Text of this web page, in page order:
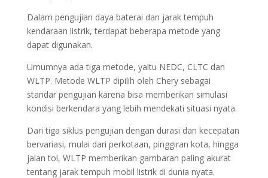
Dalam pengujian daya baterai dan jarak tempuh
kendaraan listrik, terdapat beberapa metode yang
dapat digunakan.
Umumnya ada tiga metode, yaitu NEDC, CLTC dan
WLTP. Metode WLTP dipilih oleh Chery sebagai
standar pengujian karena bisa memberikan simulasi
kondisi berkendara yang lebih mendekati situasi nyata.
Dari tiga siklus pengujian dengan durasi dan kecepatan
bervariasi, mulai dari perkotaan, pinggiran kota, hingga
jalan tol, WLTP memberikan gambaran paling akurat
tentang jarak tempuh mobil listrik di dunia nyata.